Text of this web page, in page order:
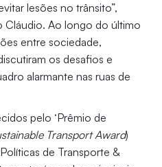
lesões no trânsito”,
Ao longo do último
entre sociedade,
os desafios e
alarmante nas ruas de
pelo ‘Prêmio de
Transport Award)
de Transporte &